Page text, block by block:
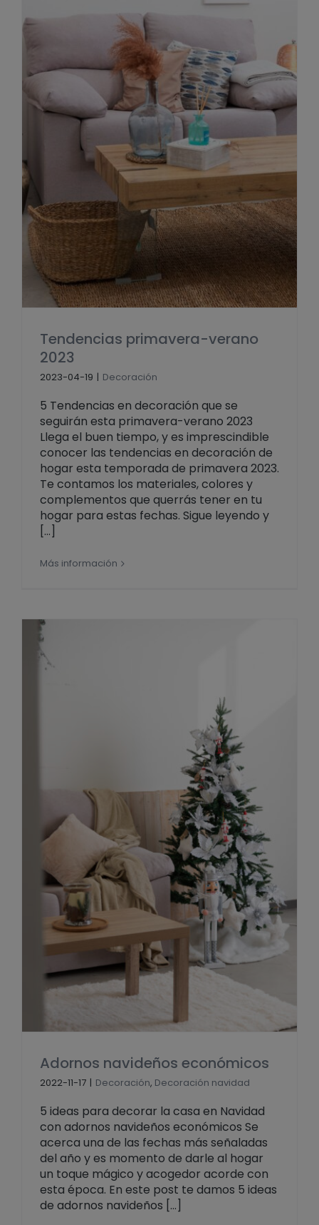
Tendencias primavera-verano
2023
2023-04-19 | Decoración
5 Tendencias en decoración que se
seguirán esta primavera-verano 2023
Llega el buen tiempo, y es imprescindible
conocer las tendencias en decoración de
hogar esta temporada de primavera 2023.
Te contamos los materiales, colores y
complementos que querrás tener en tu
hogar para estas fechas. Sigue leyendo y
[...]
Más información
Adornos navideños económicos
2022-11-17 | Decoración, Decoración navidad
5 ideas para decorar la casa en Navidad
con adornos navideños económicos Se
acerca una de las fechas más señaladas
del año y es momento de darle al hogar
un toque mágico y acogedor acorde con
esta época. En este post te damos 5 ideas
de adornos navideños [...]